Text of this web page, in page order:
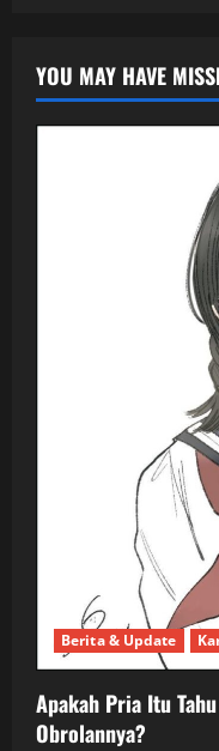
YOU MAY HAVE
Berita & Update
Apakah Pria Itu
Obrolannya?